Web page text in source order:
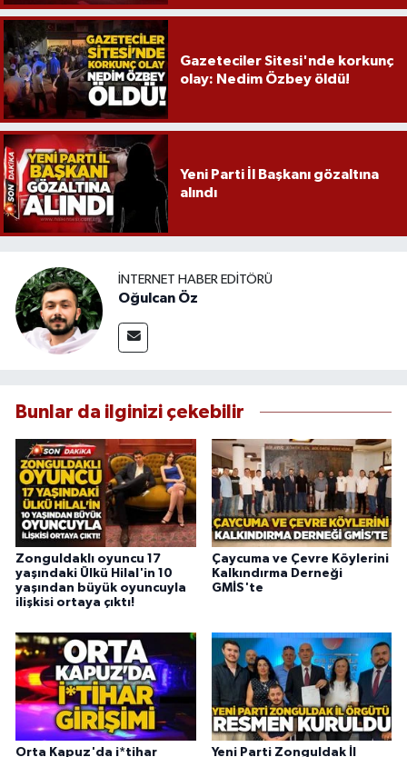
Gazeteciler Sitesi'nde korkunç
olay: Nedim Özbey öldü!
Yeni Parti İl Başkanı gözaltına
alındı
İNTERNET HABER EDITÖRÜ
Oğulcan Öz
Bunlar da ilginizi çekebilir
Zonguldaklı oyuncu 17
yaşındaki Ülkü Hilal'in 10
yaşından büyük oyuncuyla
ilişkisi ortaya çıktı!
Çaycuma ve Çevre Köylerini
Kalkındırma Derneği
GMİS'te
Orta Kapuz'da i*tihar
Yeni Parti Zonguldak İl